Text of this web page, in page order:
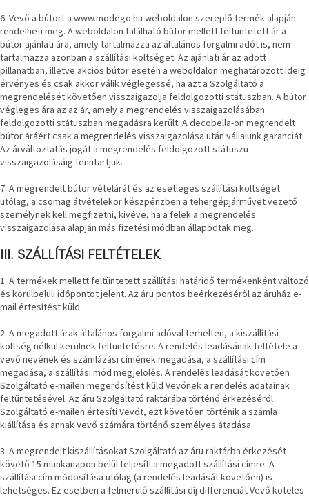
Hoorns
gyűjtemény
Karácsonyi
e-
utalványok
Formwood
kollekció
A
nyári
Fedezze
fel
sötét
oldalát
Kis
részlet,
nagy
változás
Mesonica
gyűjtemény
Alvópárna
ARBYD
6. Vevő a bútort a www.modego.hu weboldalon szereplő termék alapján
rendelheti meg. A weboldalon található bútor mellett feltüntetett ár a
bútor ajánlati ára, amely tartalmazza az általános forgalmi adót is, nem
tartalmazza azonban a szállítási költséget. Az ajánlati ár az adott
pillanatban, illetve akciós bútor esetén a weboldalon meghatározott ideig
érvényes és csak akkor válik véglegessé, ha azt a Szolgáltató a
megrendelését követően visszaigazolja feldolgozotti státuszban. A bútor
végleges ára az az ár, amely a megrendelés visszaigazolásában
feldolgozotti státuszban megadásra került. A decobella-on megrendelt
bútor áráért csak a megrendelés visszaigazolása után vállalunk garanciát.
Az árváltoztatás jogát a megrendelés feldolgozott státuszu
visszaigazolásáig fenntartjuk.
7. A megrendelt bútor vételárát és az esetleges szállítási költséget
utólag, a csomag átvételekor készpénzben a tehergépjárművet vezető
személynek kell megfizetni, kivéve, ha a felek a megrendelés
visszaigazolása alapján más fizetési módban állapodtak meg.
III. SZÁLLÍTÁSI FELTÉTELEK
1. A termékek mellett feltüntetett szállítási határidő termékenként változó
és körülbelüli időpontot jelent. Az áru pontos beérkezéséről az áruház e-
mail értesítést küld.
2. A megadott árak általános forgalmi adóval terhelten, a kiszállítási
költség nélkül kerülnek feltüntetésre. A rendelés leadásának feltétele a
vevő nevének és számlázási címének megadása, a szállítási cím
megadása, a szállítási mód megjelölés. A rendelés leadását követően
Szolgáltató e-mailen megerősítést küld Vevőnek a rendelés adatainak
feltüntetésével. Az áru Szolgáltató raktárába történő érkezéséről
Szolgáltató e-mailen értesíti Vevőt, ezt követően történik a számla
kiállítása és annak Vevő számára történő személyes átadása.
3. A megrendelt kiszállításokat Szolgáltató az áru raktárba érkezését
követő 15 munkanapon belül teljesíti a megadott szállítási címre. A
szállítási cím módosítása utólag (a rendelés leadását követően) is
lehetséges. Ez esetben a felmerülő szállítási díj differenciát Vevő köteles